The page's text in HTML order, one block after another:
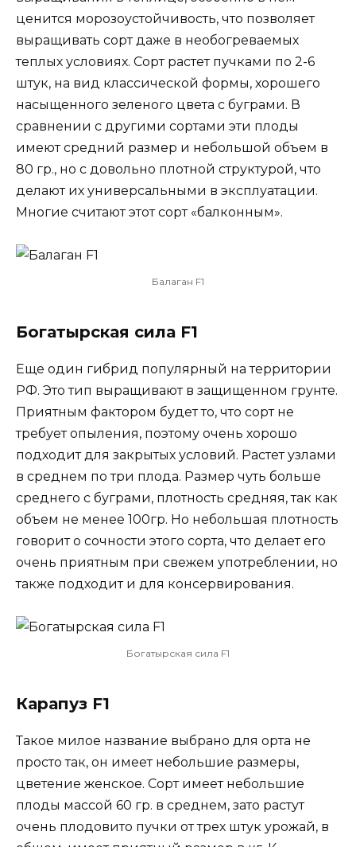
ценится морозоустойчивость, что позволяет
выращивать сорт даже в необогреваемых
теплых условиях. Сорт растет пучками по 2-6
штук, на вид классической формы, хорошего
насыщенного зеленого цвета с буграми. В
сравнении с другими сортами эти плоды
имеют средний размер и небольшой объем в
80 гр., но с довольно плотной структурой, что
делают их универсальными в эксплуатации.
Многие считают этот сорт «балконным».
Балаган F1
Богатырская сила F1
Еще один гибрид популярный на территории
РФ. Это тип выращивают в защищенном грунте.
Приятным фактором будет то, что сорт не
требует опыления, поэтому очень хорошо
подходит для закрытых условий. Растет узлами
в среднем по три плода. Размер чуть больше
среднего с буграми, плотность средняя, так как
объем не менее 100гр. Но небольшая плотность
говорит о сочности этого сорта, что делает его
очень приятным при свежем употреблении, но
также подходит и для консервирования.
Богатырская сила F1
Карапуз F1
Такое милое название выбрано для орта не
просто так, он имеет небольшие размеры,
цветение женское. Сорт имеет небольшие
плоды массой 60 гр. в среднем, зато растут
очень плодовито пучки от трех штук урожай, в